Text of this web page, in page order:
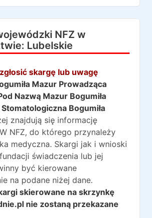
NFZ w
Lubelskie
zgłosić skargę lub uwagę
Mazur Prowadząca
Nazwą Mazur Bogumiła
Bogumiła
znajdują się informację
NFZ, do którego przynależy
medyczna. Skargi jak i wnioski
świadczenia lub jej
być kierowane
na podane niżej dane.
skierowane na skrzynkę
nie zostaną przekazane